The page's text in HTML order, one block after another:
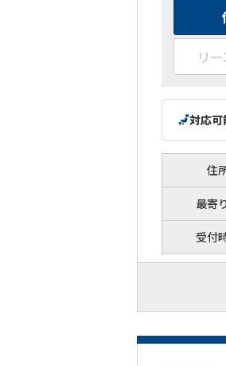
リ
住
最寄
受付
対応